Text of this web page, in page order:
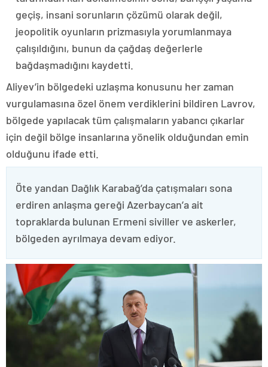
geçiş, insani sorunların çözümü olarak değil,
jeopolitik oyunların prizmasıyla yorumlanmaya
çalışıldığını, bunun da çağdaş değerlerle
bağdaşmadığını kaydetti.
Aliyev’in bölgedeki uzlaşma konusunu her zaman
vurgulamasına özel önem verdiklerini bildiren Lavrov,
bölgede yapılacak tüm çalışmaların yabancı çıkarlar
için değil bölge insanlarına yönelik olduğundan emin
olduğunu ifade etti.
Öte yandan Dağlık Karabağ’da çatışmaları sona
erdiren anlaşma gereği Azerbaycan’a ait
topraklarda bulunan Ermeni siviller ve askerler,
bölgeden ayrılmaya devam ediyor.